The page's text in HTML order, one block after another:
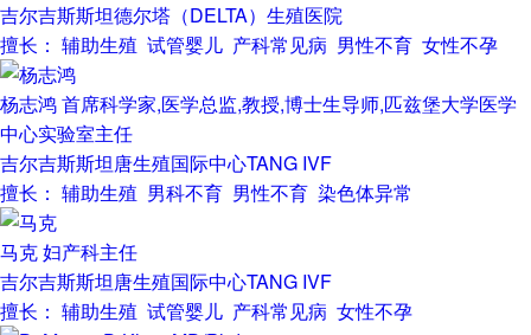
吉尔吉斯斯坦德尔塔（DELTA）生殖医院
擅长： 辅助生殖 试管婴儿 产科常见病 男性不育 女性不孕
杨志鸿首席科学家,医学总监,教授,博士生导师,匹兹堡大学医学
中心实验室主任
吉尔吉斯斯坦唐生殖国际中心TANG IVF
擅长： 辅助生殖 男科不育 男性不育 染色体异常
马克妇产科主任
吉尔吉斯斯坦唐生殖国际中心TANG IVF
擅长： 辅助生殖 试管婴儿 产科常见病 女性不孕